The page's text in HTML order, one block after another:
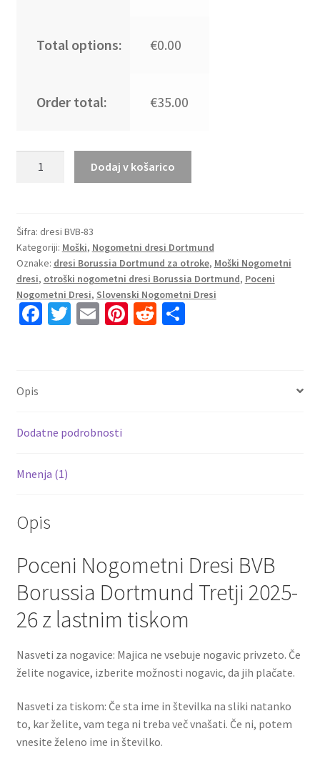
Total options: €0.00
Order total: €35.00
Borussia
Dortmund
Tretji
2025-
26
Kratek
Dodaj v košarico
Šifra: dresi BVB-83
Kategoriji: Moški, Nogometni dresi Dortmund
Oznake: dresi Borussia Dortmund za otroke, Moški Nogometni
dresi, otroški nogometni dresi Borussia Dortmund, Poceni
Nogometni Dresi, Slovenski Nogometni Dresi
Fa
k
T E Pi R S
Opis
Dodatne podrobnosti
Mnenja (1)
Opis
Poceni Nogometni Dresi BVB
Borussia Dortmund Tretji 2025-
26 z lastnim tiskom
Nasveti za nogavice: Majica ne vsebuje nogavic privzeto. Če
želite nogavice, izberite možnosti nogavic, da jih plačate.
Nasveti za tiskom: Če sta ime in številka na sliki natanko
to, kar želite, vam tega ni treba več vnašati. Če ni, potem
vnesite želeno ime in številko.